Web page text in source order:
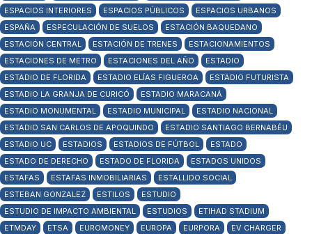
ESPACIOS INTERIORES
ESPACIOS PÚBLICOS
ESPACIOS URBANOS
ESPAÑA
ESPECULACIÓN DE SUELOS
ESTACIÓN BAQUEDANO
ESTACIÓN CENTRAL
ESTACIÓN DE TRENES
ESTACIONAMIENTOS
ESTACIONES DE METRO
ESTACIONES DEL AÑO
ESTADIO
ESTADIO DE FLORIDA
ESTADIO ELÍAS FIGUEROA
ESTADIO FUTURISTA
ESTADIO LA GRANJA DE CURICÓ
ESTADIO MARACANÁ
ESTADIO MONUMENTAL
ESTADIO MUNICIPAL
ESTADIO NACIONAL
ESTADIO SAN CARLOS DE APOQUINDO
ESTADIO SANTIAGO BERNABÉU
ESTADIO UC
ESTADIOS ESTADIOS DE FÚTBOL
ESTADO
ESTADO DE DERECHO
ESTADO DE FLORIDA
ESTADOS UNIDOS
ESTAFAS
ESTAFAS INMOBILIARIAS
ESTALLIDO SOCIAL
ESTEBAN GONZALEZ
ESTILOS
ESTUDIO
ESTUDIO DE IMPACTO AMBIENTAL
ESTUDIOS
ETIHAD STADIUM
ETMDAY
ETSA EUROMONEY EUROPA EURPORA
EV CHARGER